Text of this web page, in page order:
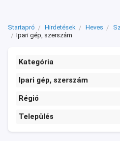
Startapró Hirdetések Heves
Ipari gép, szerszám
Kategória
Ipari gép, szerszám
Régió
Település